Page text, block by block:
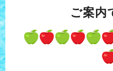
ご案内